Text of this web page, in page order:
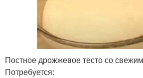
Постное дрожжевое тесто со
Потребуется: